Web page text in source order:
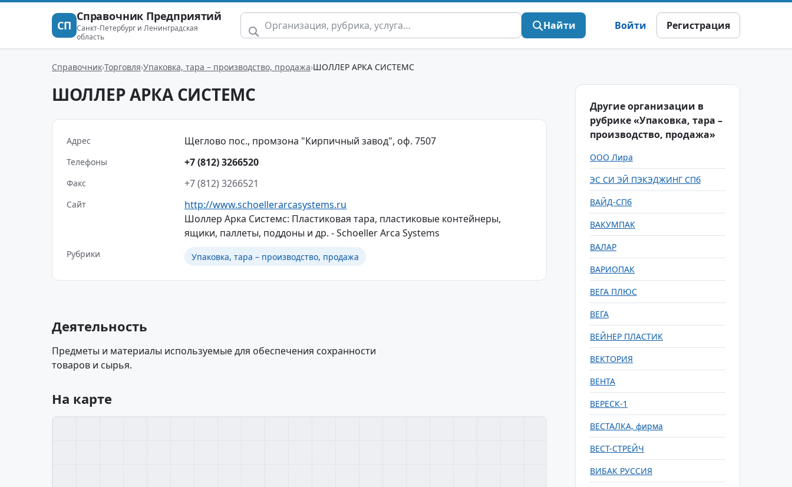
СП
Справочник Предприятий
Санкт-Петербург и Ленинградская
область
Найти Войти Регистрация
Справочник Торговля Упаковка, тара – производство, продажа ШОЛЛЕР АРКА СИСТЕМС
ШОЛЛЕР АРКА СИСТЕМС
Адрес Щеглово пос., промзона "Кирпичный завод", оф. 7507
Телефоны +7 (812) 3266520
Факс +7 (812) 3266521
Сайт
http://www.schoellerarcasystems.ru
Шоллер Арка Системс: Пластиковая тара, пластиковые контейнеры,
ящики, паллеты, поддоны и др. - Schoeller Arca Systems
Рубрики Упаковка, тара – производство, продажа
Деятельность
Предметы и материалы используемые для обеспечения сохранности
товаров и сырья.
На карте
Другие организации в
рубрике «Упаковка, тара –
производство, продажа»
ООО Лира
ЭС СИ ЭЙ ПЭКЭДЖИНГ СПб
ВАЙД-СПб
ВАКУМПАК
ВАЛАР
ВАРИОПАК
ВЕГА ПЛЮС
ВЕГА
ВЕЙНЕР ПЛАСТИК
ВЕКТОРИЯ
ВЕНТА
ВЕРЕСК-1
ВЕСТАЛКА, фирма
ВЕСТ-СТРЕЙЧ
ВИБАК РУССИЯ